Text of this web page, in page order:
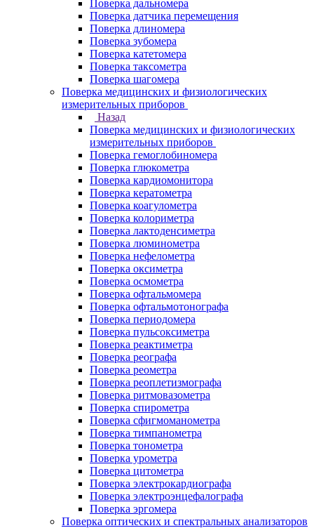
Поверка дальномера
Поверка датчика перемещения
Поверка длиномера
Поверка зубомера
Поверка катетомера
Поверка таксометра
Поверка шагомера
Поверка медицинских и физиологических
измерительных приборов
Назад
Поверка медицинских и физиологических
измерительных приборов
Поверка гемоглобиномера
Поверка глюкометра
Поверка кардиомонитора
Поверка кератометра
Поверка коагулометра
Поверка колориметра
Поверка лактоденсиметра
Поверка люминометра
Поверка нефелометра
Поверка оксиметра
Поверка осмометра
Поверка офтальмомера
Поверка офтальмотонографа
Поверка периодомера
Поверка пульсоксиметра
Поверка реактиметра
Поверка реографа
Поверка реометра
Поверка реоплетизмографа
Поверка ритмовазометра
Поверка спирометра
Поверка сфигмоманометра
Поверка тимпанометра
Поверка тонометра
Поверка урометра
Поверка цитометра
Поверка электрокардиографа
Поверка электроэнцефалографа
Поверка эргомера
Поверка оптических и спектральных анализаторов